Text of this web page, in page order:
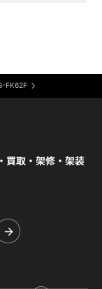
FK62F
買取・架修・架装